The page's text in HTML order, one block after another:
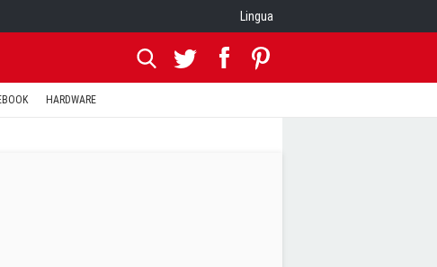
Lingua
HARDWARE